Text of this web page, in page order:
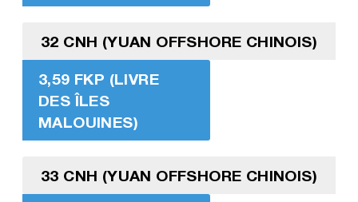
32 CNH (YUAN OFFSHORE CHINOIS)
3,59 FKP (LIVRE
DES ÎLES
MALOUINES)
33 CNH (YUAN OFFSHORE CHINOIS)